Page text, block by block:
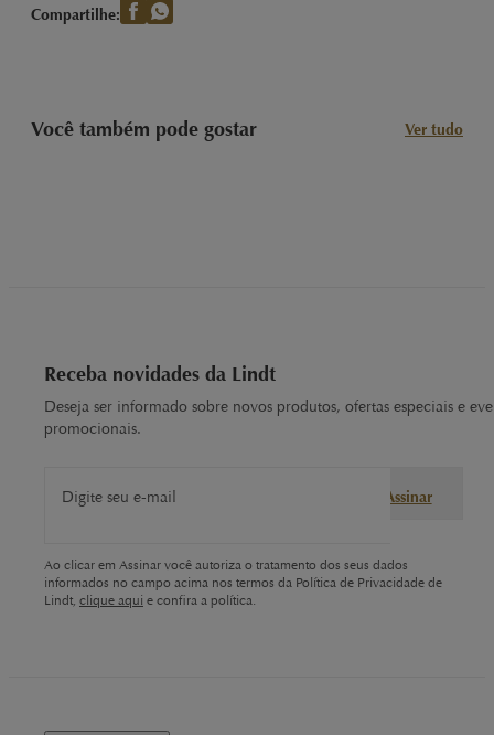
Chocolate ao leite com recheio de menta, perfeito para quem
Compartilhe:
Você também pode gostar Ver tudo
Receba novidades da Lindt
Deseja ser informado sobre novos produtos, ofertas especiais e
promocionais.
Digite seu e-mail Assinar
Ao clicar em Assinar você autoriza o tratamento dos seus dados
informados no campo acima nos termos da Política de Privacidade de
Lindt, clique aqui e confira a política.